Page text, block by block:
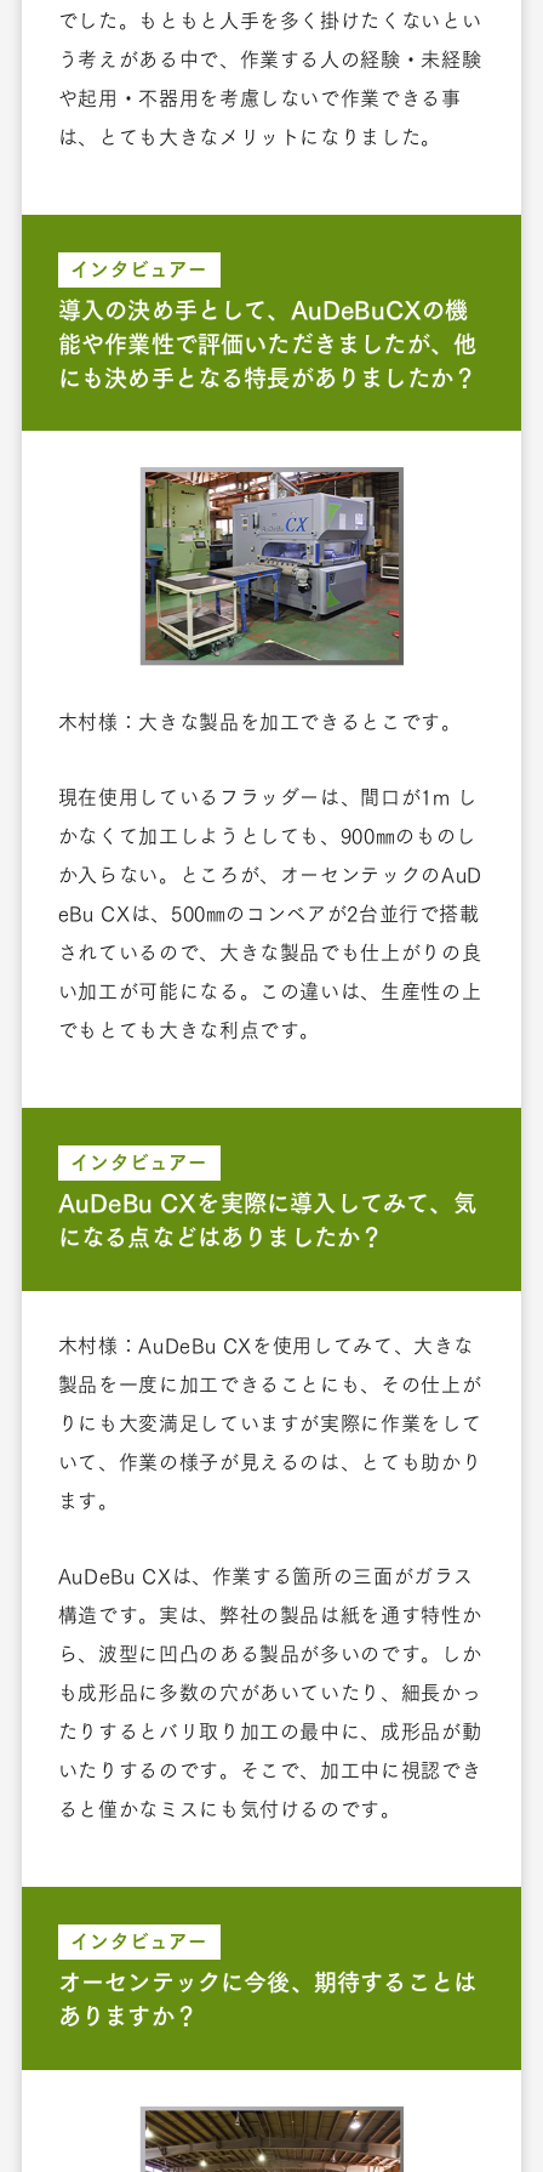
でした。もともと人手を多く掛けたくないとい
う考えがある中で、作業する人の経験・未経験
や起用・不器用を考慮しないで作業できる事
は、とても大きなメリットになりました。
インタビュアー
導入の決め手として、AuDeBuCXの機
能や作業性で評価いただきましたが、他
にも決め手となる特長がありましたか？
木村様：大きな製品を加工できるとこです。
現在使用しているフラッダーは、間口が1m し
かなくて加工しようとしても、900㎜のものし
か入らない。ところが、オーセンテックのAuD
eBu CXは、500㎜のコンベアが2台並行で搭載
されているので、大きな製品でも仕上がりの良
い加工が可能になる。この違いは、生産性の上
でもとても大きな利点です。
インタビュアー
AuDeBu CXを実際に導入してみて、気
になる点などはありましたか？
木村様：AuDeBu CXを使用してみて、大きな
製品を一度に加工できることにも、その仕上が
りにも大変満足していますが実際に作業をして
いて、作業の様子が見えるのは、とても助かり
ます。
AuDeBu CXは、作業する箇所の三面がガラス
構造です。実は、弊社の製品は紙を通す特性か
ら、波型に凹凸のある製品が多いのです。しか
も成形品に多数の穴があいていたり、細長かっ
たりするとバリ取り加工の最中に、成形品が動
いたりするのです。そこで、加工中に視認でき
ると僅かなミスにも気付けるのです。
インタビュアー
オーセンテックに今後、期待することは
ありますか？